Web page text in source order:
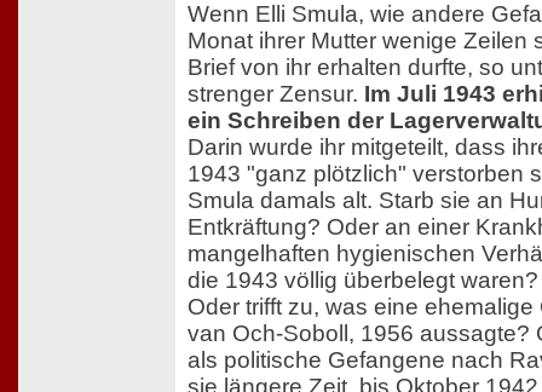
Wenn Elli Smula, wie andere
Monat ihrer Mutter wenige Zeilen
Brief von ihr erhalten durfte, so
strenger Zensur. Im Juli 1943
ein Schreiben der
Darin wurde ihr mitgeteilt, dass
1943 "ganz plötzlich" verstorben
Smula damals alt. Starb sie an
Entkräftung? Oder an einer
mangelhaften hygienischen
die 1943 völlig überbelegt waren?
Oder trifft zu, was eine
van Och-Soboll, 1956 aussagte?
als politische Gefangene nach